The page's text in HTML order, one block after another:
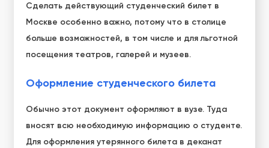
Сделать действующий студенческий билет в
Москве особенно важно, потому что в столице
больше возможностей, в том числе и для льготной
посещения театров, галерей и музеев.
Оформление студенческого билета
Обычно этот документ оформляют в вузе. Туда
вносят всю необходимую информацию о студенте.
Для оформления утерянного билета в деканат